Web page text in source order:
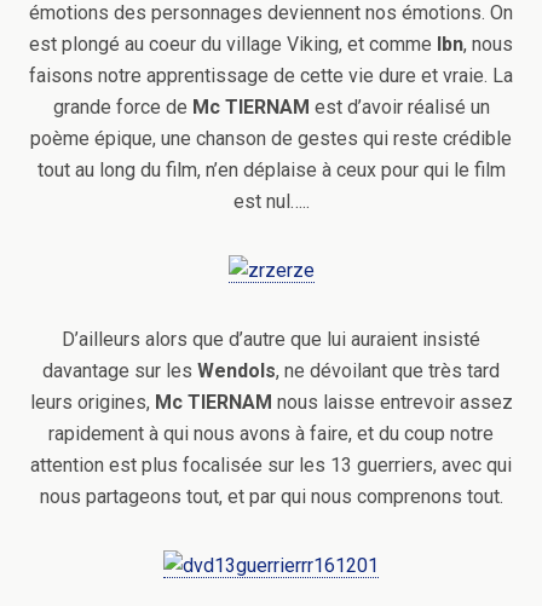
émotions des personnages deviennent nos émotions. On
est plongé au coeur du village Viking, et comme Ibn, nous
faisons notre apprentissage de cette vie dure et vraie. La
grande force de Mc TIERNAM est d’avoir réalisé un
poème épique, une chanson de gestes qui reste crédible
tout au long du film, n’en déplaise à ceux pour qui le film
est nul…..
D’ailleurs alors que d’autre que lui auraient insisté
davantage sur les Wendols, ne dévoilant que très tard
leurs origines, Mc TIERNAM nous laisse entrevoir assez
rapidement à qui nous avons à faire, et du coup notre
attention est plus focalisée sur les 13 guerriers, avec qui
nous partageons tout, et par qui nous comprenons tout.